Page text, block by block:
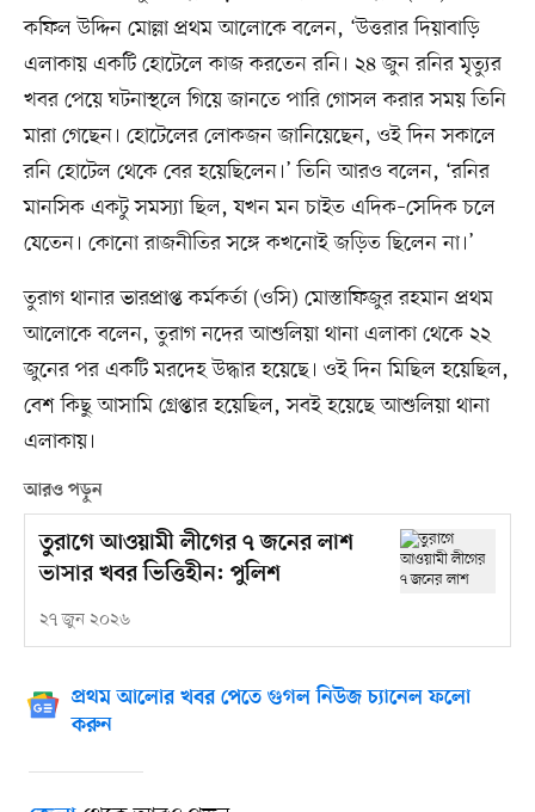
কফিল উদ্দিন মোল্লা প্রথম আলোকে বলেন, ‘উত্তরার দিয়াবাড়ি
এলাকায় একটি হোটেলে কাজ করতেন রনি। ২৪ জুন রনির মৃত্যুর
খবর পেয়ে ঘটনাস্থলে গিয়ে জানতে পারি গোসল করার সময় তিনি
মারা গেছেন। হোটেলের লোকজন জানিয়েছেন, ওই দিন সকালে
রনি হোটেল থেকে বের হয়েছিলেন।’ তিনি আরও বলেন, ‘রনির
মানসিক একটু সমস্যা ছিল, যখন মন চাইত এদিক–সেদিক চলে
যেতেন। কোনো রাজনীতির সঙ্গে কখনোই জড়িত ছিলেন না।’
তুরাগ থানার ভারপ্রাপ্ত কর্মকর্তা (ওসি) মোস্তাফিজুর রহমান প্রথম
আলোকে বলেন, তুরাগ নদের আশুলিয়া থানা এলাকা থেকে ২২
জুনের পর একটি মরদেহ উদ্ধার হয়েছে। ওই দিন মিছিল হয়েছিল,
বেশ কিছু আসামি গ্রেপ্তার হয়েছিল, সবই হয়েছে আশুলিয়া থানা
এলাকায়।
আরও পড়ুন
তুরাগে আওয়ামী লীগের ৭ জনের লাশ
ভাসার খবর ভিত্তিহীন: পুলিশ
২৭ জুন ২০২৬
প্রথম আলোর খবর পেতে গুগল নিউজ চ্যানেল ফলো
করুন